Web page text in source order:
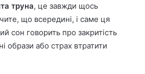
труна, це завжди щось
що всередині, і саме ця
сон говорить про закритість
образи або страх втратити